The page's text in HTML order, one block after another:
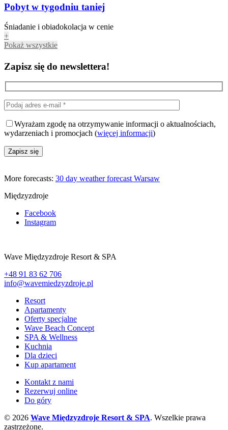
Pobyt w tygodniu taniej
Śniadanie i obiadokolacja w cenie
+
Pokaż wszystkie
Zapisz się do newslettera!
Wyrażam zgodę na otrzymywanie informacji o aktualnościach,
wydarzeniach i promocjach (więcej informacji)
More forecasts: 30 day weather forecast Warsaw
Międzyzdroje
Facebook
Instagram
Wave Międzyzdroje Resort & SPA
+48 91 83 62 706
info@wavemiedzyzdroje.pl
Resort
Apartamenty
Oferty specjalne
Wave Beach Concept
SPA & Wellness
Kuchnia
Dla dzieci
Kup apartament
Kontakt z nami
Rezerwuj online
Do góry
© 2026 Wave Międzyzdroje Resort & SPA. Wszelkie prawa
zastrzeżone.